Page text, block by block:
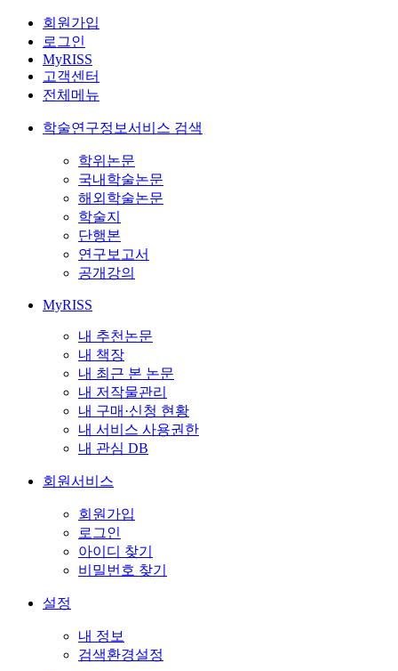
회원가입
로그인
MyRISS
고객센터
전체메뉴
학술연구정보서비스 검색
학위논문
국내학술논문
해외학술논문
학술지
단행본
연구보고서
공개강의
MyRISS
내 추천논문
내 책장
내 최근 본 논문
내 저작물관리
내 구매·신청 현황
내 서비스 사용권한
내 관심 DB
회원서비스
회원가입
로그인
아이디 찾기
비밀번호 찾기
설정
내 정보
검색환경설정